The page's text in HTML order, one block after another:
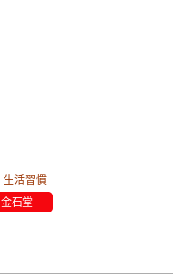
生活習慣
金石堂